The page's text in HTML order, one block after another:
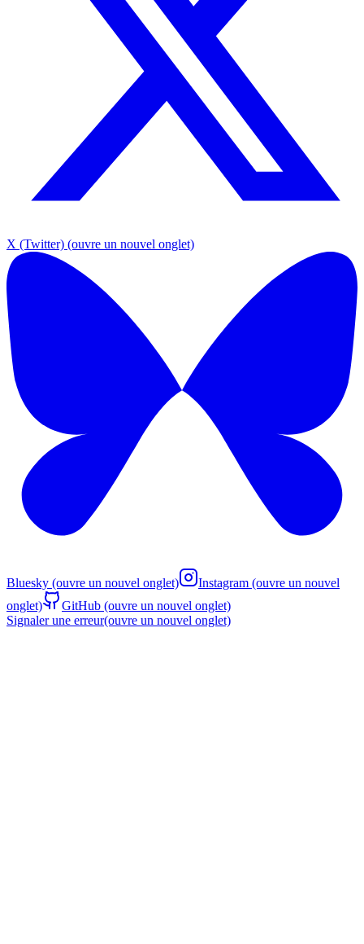
X (Twitter) (ouvre un nouvel onglet)
Bluesky (ouvre un nouvel onglet) Instagram (ouvre un nouvel
onglet)
GitHub (ouvre un nouvel onglet)
Signaler une erreur(ouvre un nouvel onglet)